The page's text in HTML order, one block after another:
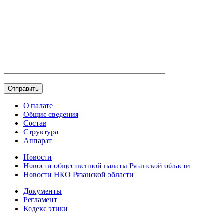
О палате
Общие сведения
Состав
Структура
Аппарат
Новости
Новости общественной палаты Рязанской области
Новости НКО Рязанской области
Документы
Регламент
Кодекс этики